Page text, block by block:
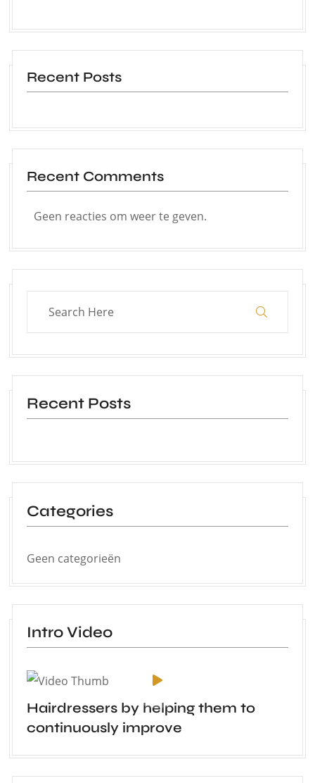
Recent Posts
Recent Comments
Geen reacties om weer te geven.
Recent Posts
Categories
Geen categorieën
Intro Video
Hairdressers by helping them to
continuously improve